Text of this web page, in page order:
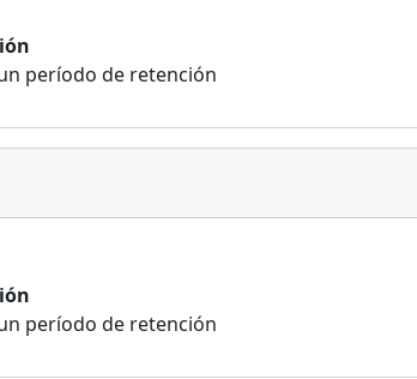
período de retención
período de retención